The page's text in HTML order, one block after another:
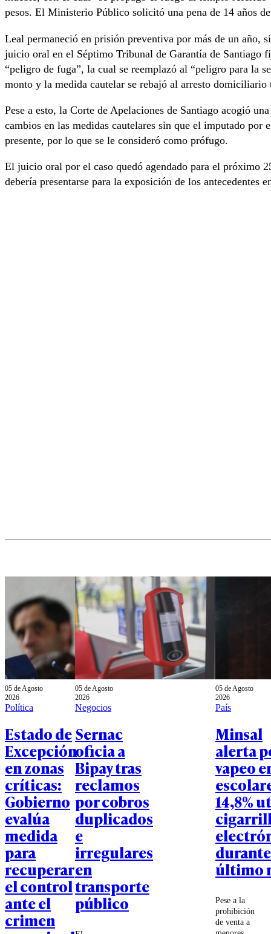
pesos. El Ministerio Público solicitó una pena de 14 años
Leal permaneció en prisión preventiva por más de un año,
juicio oral en el Séptimo Tribunal de Garantía de Santiago
“peligro de fuga”, la cual se reemplazó al “peligro para la
monto y la medida cautelar se rebajó al arresto
Pese a esto, la Corte de Apelaciones de Santiago acogió
cambios en las medidas cautelares sin que el imputado por
presente, por lo que se le consideró como prófugo.
El juicio oral por el caso quedó agendado para el próximo
debería presentarse para la exposición de los antecedentes
05 de Agosto
2026
Política
Estado de
Excepción
en zonas
críticas:
Gobierno
evalúa
medida
para
recuperar
el control
ante el
crimen
05 de Agosto
2026
Negocios
Sernac
oficia a
Bipay tras
reclamos
por cobros
duplicados
e
irregulares
en
transporte
público
05 de Agosto
2026
País
Minsal
alerta
vapeo
14,8%
último
Pese a la
prohibición
de venta a